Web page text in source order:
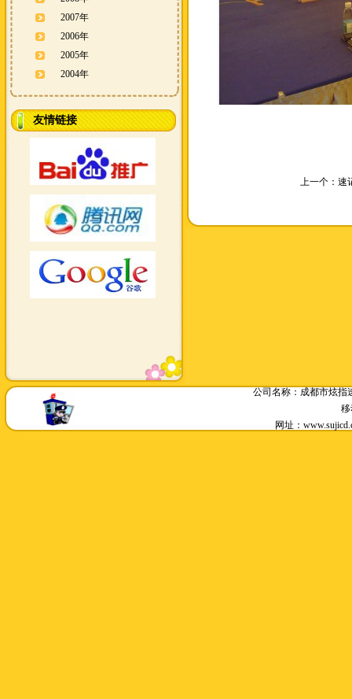
2007年
2006年
2005年
2004年
友情链接
上一个： 速
公司名称：成都市炫指
移
网址：